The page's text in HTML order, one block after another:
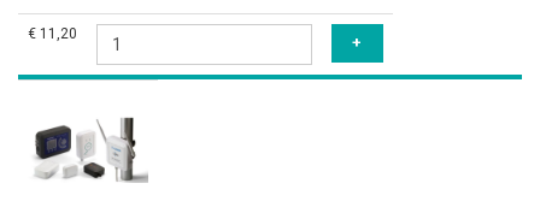
€ 11,20